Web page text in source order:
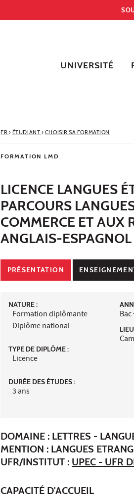
UNIVERSITÉ
FR › ÉTUDIANT › CHOISIR SA FORMATION
FORMATION LMD
LICENCE LANGUES
PARCOURS
COMMERCE ET AUX
ANGLAIS-
PRÉSENTATION
NATURE :
Formation diplômante
Diplôme national
TYPE DE DIPLÔME :
Licence
DURÉE DES ÉTUDES :
3 ans
Bac
DOMAINE : LETTRES -
MENTION : LANGUES
UFR/INSTITUT : UPEC - UFR
CAPACITÉ D'ACCUEIL